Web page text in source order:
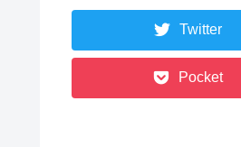
Twitter
Pocket